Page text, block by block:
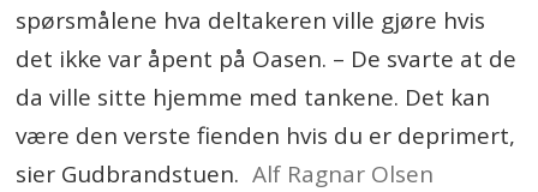
spørsmålene hva deltakeren ville gjøre hvis
det ikke var åpent på Oasen. – De svarte at de
da ville sitte hjemme med tankene. Det kan
være den verste fienden hvis du er deprimert,
sier Gudbrandstuen. Alf Ragnar Olsen